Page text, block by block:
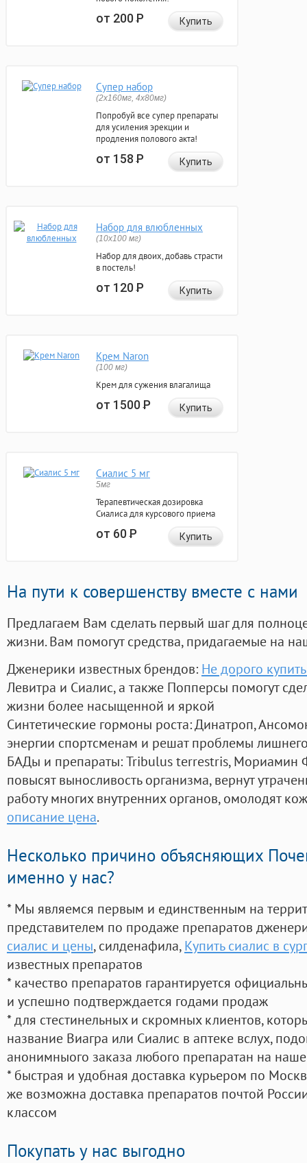
от 200Р Купить
Супер набор
(2х160мг, 4х80мг)
Попробуй все супер препараты
для усиления эрекции и
продления полового акта!
от 158Р Купить
Набор для влюбленных
(10х100 мг)
Набор для двоих, добавь страсти
в постель!
от 120Р Купить
Крем Naron
(100 мг)
Крем для сужения влагалища
от 1500Р Купить
Сиалис 5 мг
5мг
Терапевтическая дозировка
Сиалиса для курсового приема
от 60Р Купить
На пути к совершенству вместе с нами
Предлагаем Вам сделать первый шаг для
жизни. Вам помогут средства, придагаемые на
Дженерики известных брендов: Не дорого
Левитра и Сиалис, а также Попперсы помогут
жизни более насыщенной и яркой
Синтетические гормоны роста: Динатроп,
энергии спортсменам и решат проблемы
БАДы и препараты:Tribulus terrestris, Мориамин
повысят выносливость организма, вернут
работу многих внутренних органов, омолодят
описание цена.
Несколько причино объясняющих
именно у нас?
* Мы являемся первым и единственным на
представителем по продаже препаратов
сиалис и цены, силденафила, Купить сиалис в
известных препаратов
* качество препаратов гарантируется
и успешно подтверждается годами продаж
* для стестинельных и скромных клиентов,
название Виагра или Сиалис в аптеке вслух,
анонимныого заказа любого препаратан на
* быстрая и удобная доставка курьером по
же возможна доставка препаратов почтой
классом
Покупать у нас выгодно